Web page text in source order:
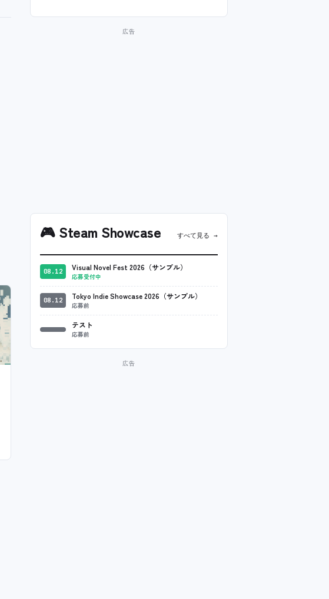
🎮Steam Showcase すべて見る →
08.12 Visual Novel Fest 2026（サンプル）
応募受付中
08.12 Tokyo Indie Showcase 2026（サンプル）
応募前
テスト
応募前